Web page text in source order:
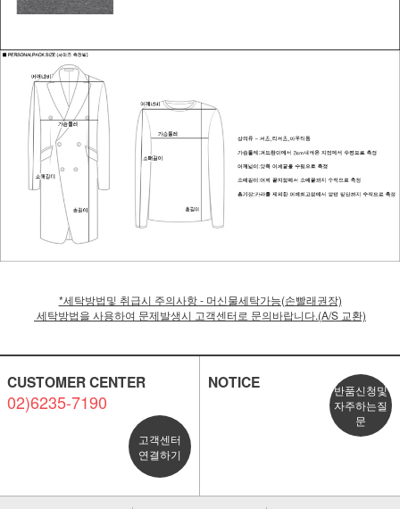
*세탁방법및 취급시 주의사항 - 머신물세탁가능(손빨래권장)
세탁방법을 사용하여 문제발생시 고객센터로 문의바랍니다.(A/S 교환)
CUSTOMER CENTER
02)6235-7190
고객센터
연결하기
NOTICE
반품신청및
자주하는질
문